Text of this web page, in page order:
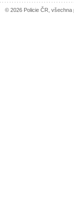
© 2026 Policie ČR,